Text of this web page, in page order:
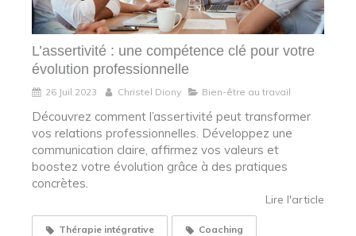
L’assertivité : une compétence clé pour votre
évolution professionnelle
26 Juil 2023 Christel Diony Bien-être au travail
Découvrez comment l’assertivité peut transformer
vos relations professionnelles. Développez une
communication claire, affirmez vos valeurs et
boostez votre évolution grâce à des pratiques
concrètes.
Lire l'article
Thérapie intégrative Coaching